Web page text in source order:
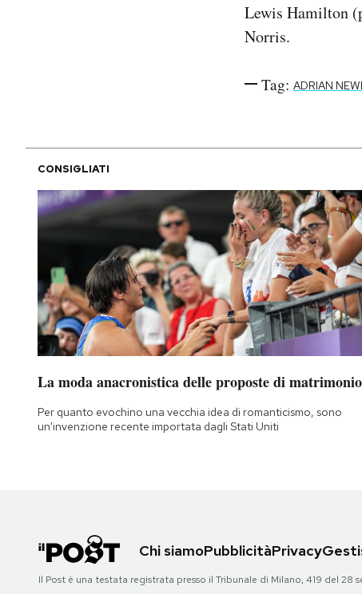
Lewis Hamilton (
Norris.
Tag: ADRIAN
CONSIGLIATI
La moda anacronistica delle proposte di matrimonio
Per quanto evochino una vecchia idea di romanticismo, sono
un'invenzione recente importata dagli Stati Uniti
Chi siamoPubblicitàPrivacy
Il Post è una testata registrata presso il Tribunale di Milano, 419 del